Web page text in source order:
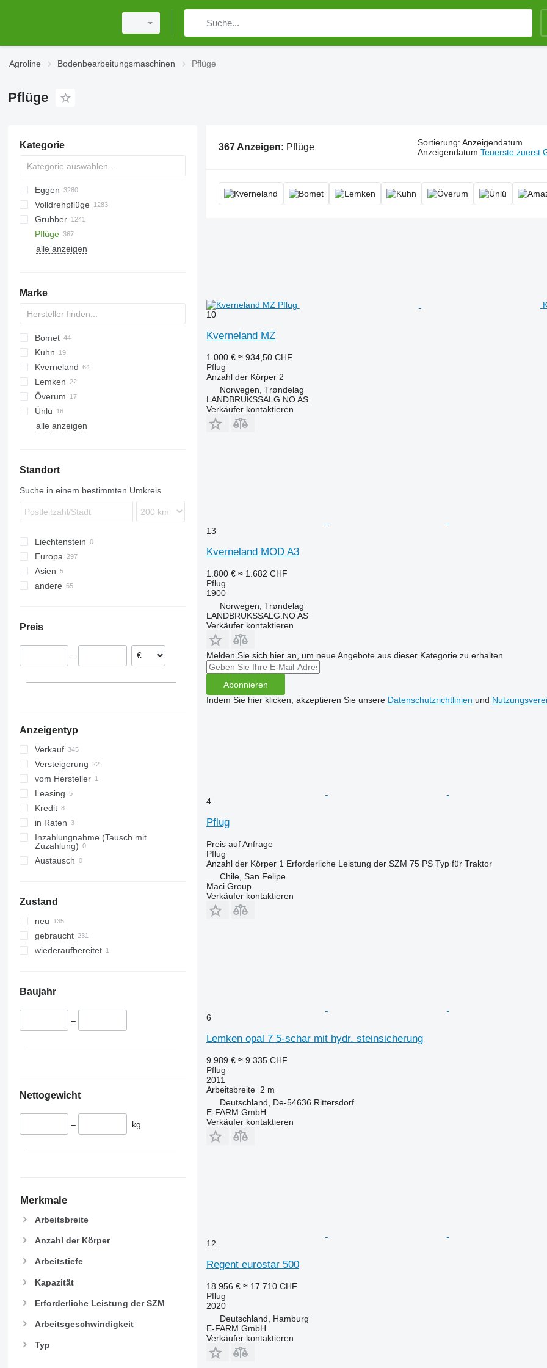
Agroline Bodenbearbeitungsmaschinen Pflüge
Pflüge
Kategorie
Eggen
Scheibeneggen
Kreiseleggen
Federzinkeneggen
Zinkeneggen
sonstigen Eggen
Volldrehpflüge
Grubber
Traktor-Mulcher
Forstmulcher
sonstige Mulcher
Cambridgewalzen
Feldwalzen
Silagewalzen
Pflüge
alle anzeigen
Marke
PN
KM180
Cayron
Cayros
Teres
Tyrok
Bomet
U-series
Z-series
Kuhn
Challenger
Manager
Vari-Master
Kverneland
EG
PB
RS
Lemken
Diamant
EurOpal
Juwel
VariOpal
5-35
Servo
Albatros
Kormoran
Super-Albatros
Eurostar
IBIS
PNV
Överum
Ünlü
alle anzeigen
Standort
Suche in einem bestimmten Umkreis
Liechtenstein
Europa
Polen
Schweden
Österreich
Asien
Tadschikistan
andere
Preis
–
Anzeigentyp
Verkauf
Versteigerung
vom Hersteller
Leasing
Kredit
in Raten
Inzahlungnahme (Tausch mit
Zuzahlung)
Austausch
Zustand
neu
gebraucht
wiederaufbereitet
Baujahr
–
Nettogewicht
– kg
Merkmale
Arbeitsbreite
Anzahl der Körper
Arbeitstiefe
Kapazität
Erforderliche Leistung der SZM
Arbeitsgeschwindigkeit
Typ
367 Anzeigen: Pflüge Sortierung: Anzeigendatum
Anzeigendatum Teuerste zuerst
10
Kverneland MZ
1.000 € ≈ 934,50 CHF
Pflug
Anzahl der Körper 2
Norwegen, Trøndelag
LANDBRUKSSALG.NO AS
Verkäufer kontaktieren
13
Kverneland MOD A3
1.800 € ≈ 1.682 CHF
Pflug
1900
Norwegen, Trøndelag
LANDBRUKSSALG.NO AS
Verkäufer kontaktieren
Melden Sie sich hier an, um neue Angebote aus dieser Kategorie zu erhalten
Abonnieren
Indem Sie hier klicken, akzeptieren Sie unsere Datenschutzrichtlinien und
4
Pflug
Preis auf Anfrage
Pflug
Anzahl der Körper 1 Erforderliche Leistung der SZM 75 PS Typ für Traktor
Chile, San Felipe
Maci Group
Verkäufer kontaktieren
6
Lemken opal 7 5-schar mit hydr. steinsicherung
9.989 € ≈ 9.335 CHF
Pflug
2011
Arbeitsbreite 2 m
Deutschland, De-54636 Rittersdorf
E-FARM GmbH
Verkäufer kontaktieren
12
Regent eurostar 500
18.956 € ≈ 17.710 CHF
Pflug
2020
Deutschland, Hamburg
E-FARM GmbH
Verkäufer kontaktieren